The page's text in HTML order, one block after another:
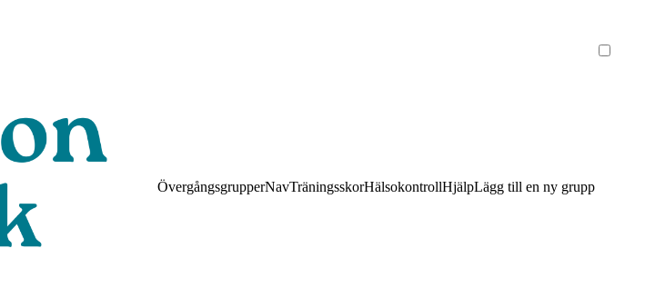
ÖvergångsgrupperNavTräningsskorHälsokontrollHjälpLägg till en ny grupp